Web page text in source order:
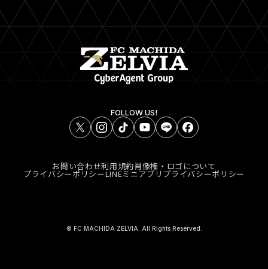
FOLLOW US!
お問い合わせ利用規約肖像権・ロゴについて
プライバシーポリシーLINEミニアプリプライバシーポリシー
© FC MACHIDA ZELVIA. All Rights Reserved.